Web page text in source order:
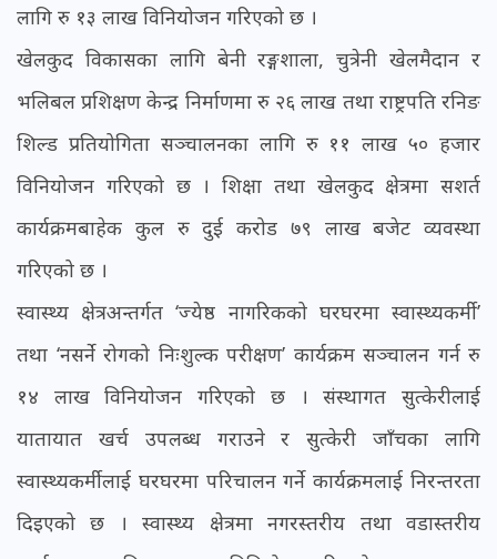
लागि रु १३ लाख विनियोजन गरिएको छ ।
खेलकुद विकासका लागि बेनी रङ्गशाला, चुत्रेनी खेलमैदान र
भलिबल प्रशिक्षण केन्द्र निर्माणमा रु २६ लाख तथा राष्ट्रपति रनिङ
शिल्ड प्रतियोगिता सञ्चालनका लागि रु ११ लाख ५० हजार
विनियोजन गरिएको छ । शिक्षा तथा खेलकुद क्षेत्रमा सशर्त
कार्यक्रमबाहेक कुल रु दुई करोड ७९ लाख बजेट व्यवस्था
गरिएको छ ।
स्वास्थ्य क्षेत्रअन्तर्गत ‘ज्येष्ठ नागरिकको घरघरमा स्वास्थ्यकर्मी’
तथा ‘नसर्ने रोगको निःशुल्क परीक्षण’ कार्यक्रम सञ्चालन गर्न रु
१४ लाख विनियोजन गरिएको छ । संस्थागत सुत्केरीलाई
यातायात खर्च उपलब्ध गराउने र सुत्केरी जाँचका लागि
स्वास्थ्यकर्मीलाई घरघरमा परिचालन गर्ने कार्यक्रमलाई निरन्तरता
दिइएको छ । स्वास्थ्य क्षेत्रमा नगरस्तरीय तथा वडास्तरीय